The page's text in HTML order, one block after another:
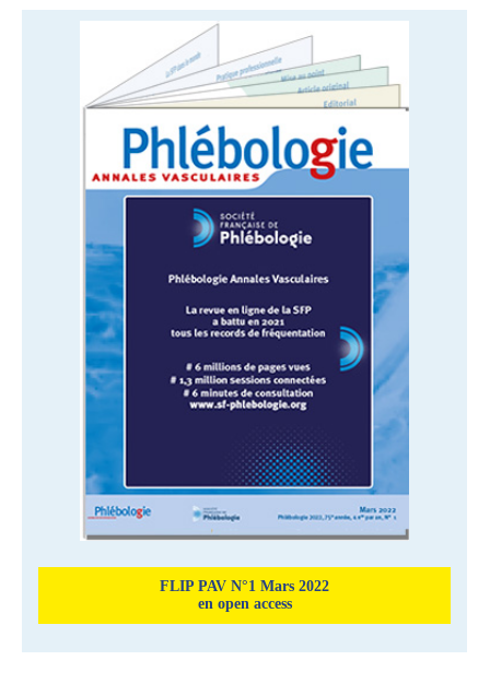
FLIP PAV N°1 Mars 2022
en open access